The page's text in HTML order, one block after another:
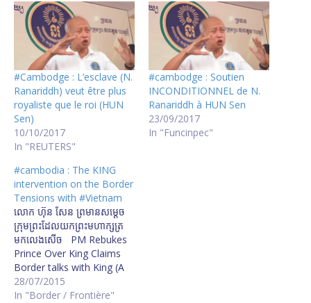
#Cambodge : L’esclave (N.
Ranariddh) veut être plus
royaliste que le roi (HUN
Sen)
10/10/2017
In "REUTERS"
#cambodge : Soutien
INCONDITIONNEL de N.
Ranariddh à HUN Sen
23/09/2017
In "Funcinpec"
#cambodia : The KING
intervention on the Border
Tensions with #Vietnam
លោក ហ៊ុន សែន ព្រមាន​សម្ដេច​
ក្រុមព្រះ​ដែល​យក​ព្រះមហាក្សត្រ​
មក​លេង​សើច PM Rebukes
Prince Over King Claims
Border talks with King (A
LIRE ABSOLUMENT) ព្រះ​
បរមរាជវាំង​បដិសេធ​ព័ត៌មាន​ដែល​
28/07/2015
In "Border / Frontière"